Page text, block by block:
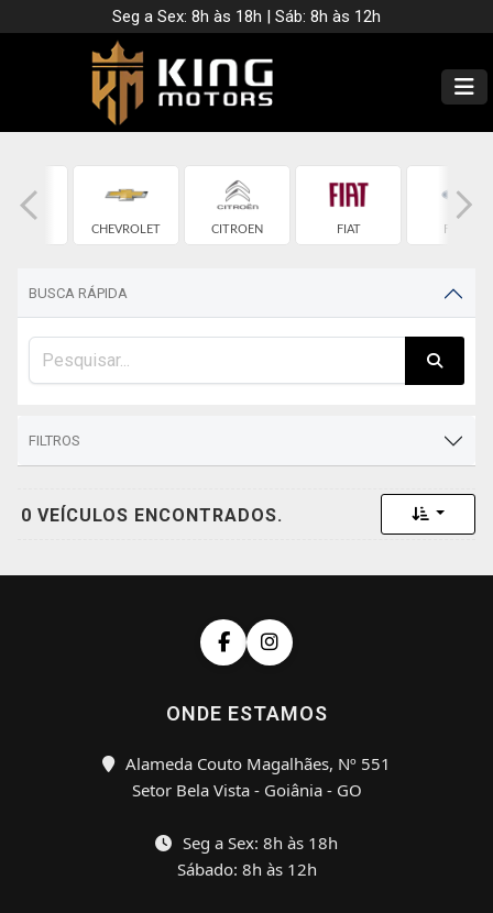
Seg a Sex: 8h às 18h | Sáb: 8h às 12h
CHEVROLET CITROEN FIAT FORD
BUSCA RÁPIDA
FILTROS
0 VEÍCULOS ENCONTRADOS. Toggle
ONDE ESTAMOS
Alameda Couto Magalhães, Nº 551
Setor Bela Vista - Goiânia - GO
Seg a Sex: 8h às 18h
Sábado: 8h às 12h